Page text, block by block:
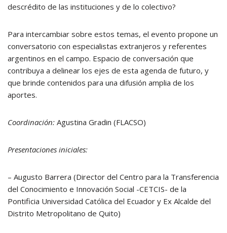
descrédito de las instituciones y de lo colectivo?
Para intercambiar sobre estos temas, el evento propone un
conversatorio con especialistas extranjeros y referentes
argentinos en el campo. Espacio de conversación que
contribuya a delinear los ejes de esta agenda de futuro, y
que brinde contenidos para una difusión amplia de los
aportes.
Coordinación: Agustina Gradin (FLACSO)
Presentaciones iniciales:
– Augusto Barrera (Director del Centro para la Transferencia
del Conocimiento e Innovación Social -CETCIS- de la
Pontificia Universidad Católica del Ecuador y Ex Alcalde del
Distrito Metropolitano de Quito)